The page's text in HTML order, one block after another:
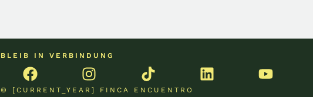
BLEIB IN VERBINDUNG
© [CURRENT_YEAR] FINCA ENCUENTRO